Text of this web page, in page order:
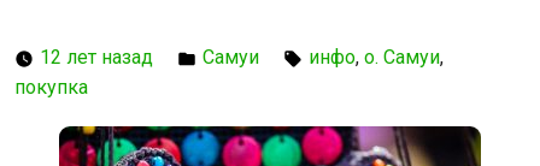
12 лет назад Самуи инфо, о. Самуи,
покупка